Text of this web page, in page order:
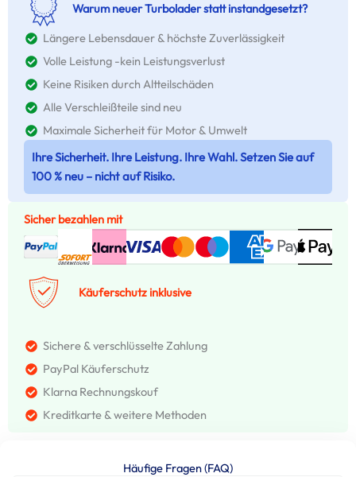
Warum neuer Turbolader statt instandgesetzt?
Längere Lebensdauer & höchste Zuverlässigkeit
Volle Leistung -kein Leistungsverlust
Keine Risiken durch Altteilschäden
Alle Verschleißteile sind neu
Maximale Sicherheit für Motor & Umwelt
Ihre Sicherheit. Ihre Leistung. Ihre Wahl. Setzen Sie auf
100 % neu – nicht auf Risiko.
Sicher bezahlen mit
Käuferschutz inklusive
Sichere & verschlüsselte Zahlung
PayPal Käuferschutz
Klarna Rechnungskouf
Kreditkarte & weitere Methoden
Häufige Fragen (FAQ)